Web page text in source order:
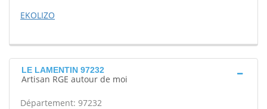
EKOLIZO
LE LAMENTIN 97232
Artisan RGE autour de moi
Département: 97232